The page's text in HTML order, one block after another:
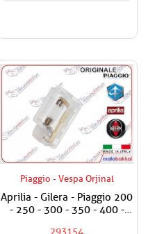
Piaggio - Vespa Orjinal
Aprilia - Gilera - Piaggio 200
- 250 - 300 - 350 - 400 -
293154